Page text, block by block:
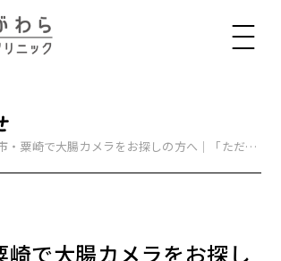
・粟崎で大腸カメラをお探しの方へ｜「ただの
崎で大腸カメラをお探し